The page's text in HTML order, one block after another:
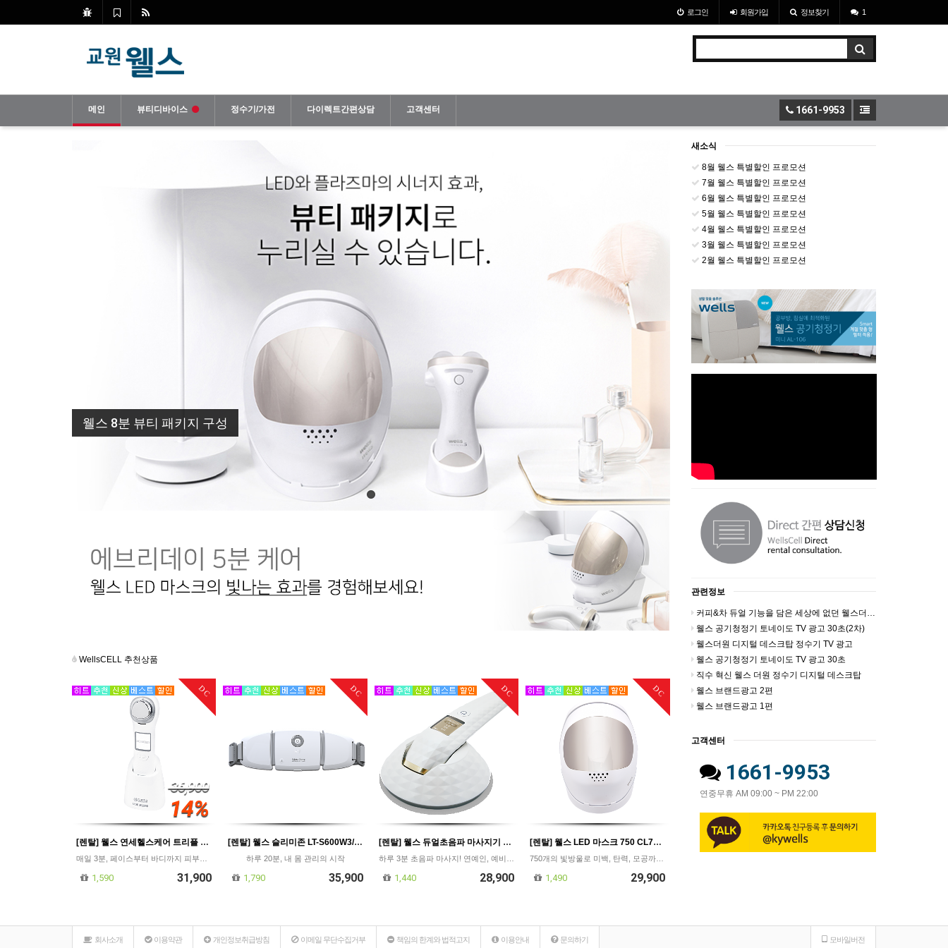
로그인 회원가입 정보찾기 1
1661-9953
메인 뷰티디바이스 정수기/가전 다이렉트간편상담 고객센터
웰스 8분 뷰티 패키지 구성
WellsCELL 추천상품
DC
36,900
14%
[렌탈] 웰스 연세헬스케어 트리플 LDM 물방울 리프팅기 MODUWAVE/등록비 면제/의무사용60개월/월31,900원
1,590 31,900
DC
[렌탈] 웰스 슬리미존 LT-S600W3/복부케어 허리케어 Y존케어 바디케어/등록비 면제/의무사용48개월/월35,900원
하루 20분, 내 몸 관리의 시작
1,790 35,900
DC
[렌탈] 웰스 듀얼초음파 마사지기 CN785TWA/무선 마사지/피부 뷰티 마사지기/등록비 면제/의무사용48개월/월28,900원
1,440 28,900
DC
[렌탈] 웰스 LED 마스크 750 CL796/무선 LED 마스크/피부 뷰티 마스크/등록비 면제/의무사용48개월/월29,900원
1,490 29,900
새소식
8월 웰스 특별할인 프로모션
7월 웰스 특별할인 프로모션
6월 웰스 특별할인 프로모션
5월 웰스 특별할인 프로모션
4월 웰스 특별할인 프로모션
3월 웰스 특별할인 프로모션
2월 웰스 특별할인 프로모션
관련정보
커피&차 듀얼 기능을 담은 세상에 없던 웰스더원 홈카페
웰스 공기청정기 토네이도 TV 광고 30초(2차)
웰스더원 디지털 데스크탑 정수기 TV 광고
웰스 공기청정기 토네이도 TV 광고 30초
직수 혁신 웰스 더원 정수기 디지털 데스크탑
웰스 브랜드광고 2편
웰스 브랜드광고 1편
고객센터
1661-9953
연중무휴 AM 09:00 ~ PM 22:00
회사소개 이용약관 개인정보취급방침 이메일 무단수집거부 책임의 한계와 법적고지 이용안내 문의하기 모바일버전